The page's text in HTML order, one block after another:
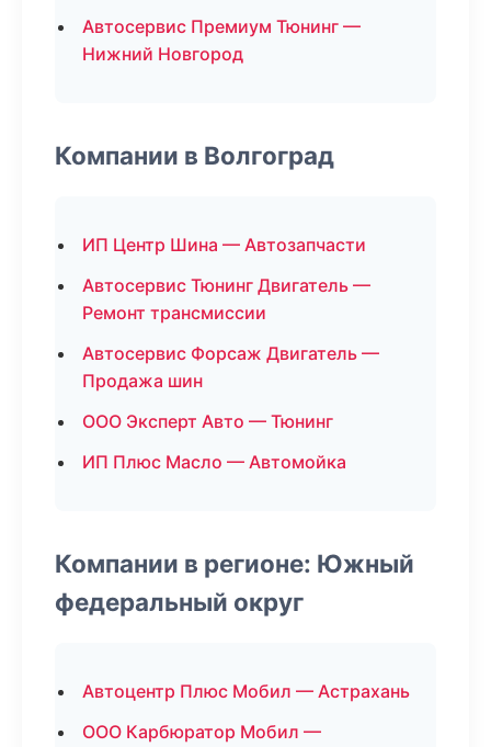
Автосервис Премиум Тюнинг —
Нижний Новгород
Компании в Волгоград
ИП Центр Шина — Автозапчасти
Автосервис Тюнинг Двигатель —
Ремонт трансмиссии
Автосервис Форсаж Двигатель —
Продажа шин
ООО Эксперт Авто — Тюнинг
ИП Плюс Масло — Автомойка
Компании в регионе: Южный
федеральный округ
Автоцентр Плюс Мобил — Астрахань
ООО Карбюратор Мобил —